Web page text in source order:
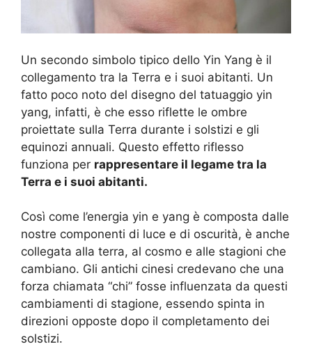
Un secondo simbolo tipico dello Yin Yang è il
collegamento tra la Terra e i suoi abitanti. Un
fatto poco noto del disegno del tatuaggio yin
yang, infatti, è che esso riflette le ombre
proiettate sulla Terra durante i solstizi e gli
equinozi annuali. Questo effetto riflesso
funziona per rappresentare il legame tra la
Terra e i suoi abitanti.
Così come l’energia yin e yang è composta dalle
nostre componenti di luce e di oscurità, è anche
collegata alla terra, al cosmo e alle stagioni che
cambiano. Gli antichi cinesi credevano che una
forza chiamata “chi” fosse influenzata da questi
cambiamenti di stagione, essendo spinta in
direzioni opposte dopo il completamento dei
solstizi.